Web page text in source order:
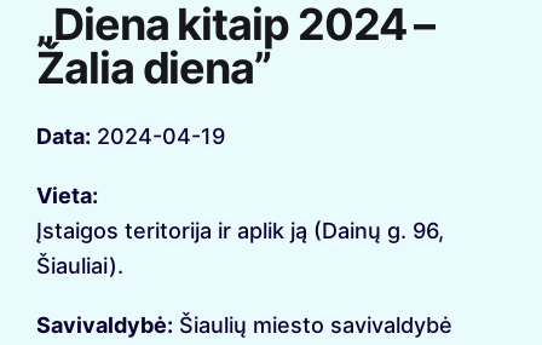
„Diena kitaip 2024 –
Žalia diena”
Data: 2024-04-19
Vieta:
Įstaigos teritorija ir aplik ją (Dainų g. 96,
Šiauliai).
Savivaldybė: Šiaulių miesto savivaldybė